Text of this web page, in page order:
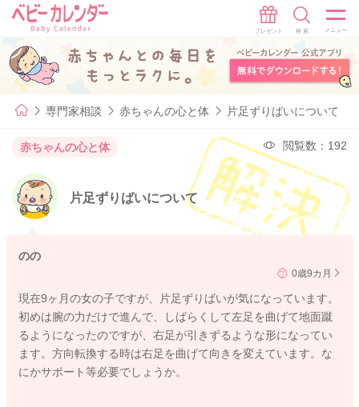
専門家相談 赤ちゃんの心と体 片足ずりばいについて
赤ちゃんの心と体 閲覧数：192
片足ずりばいについて
のの
0歳9カ月
現在9ヶ月の女の子ですが、片足ずりばいが気になっています。
初めは腕の力だけで進んで、しばらくして左足を曲げて地面蹴
るようになったのですが、右足が引きずるような形になってい
ます。方向転換する時は右足を曲げて向きを変えています。な
にかサポート等必要でしょうか。